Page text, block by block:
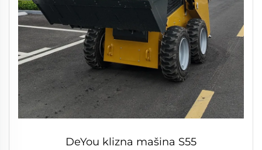
DeYou klizna mašina S55